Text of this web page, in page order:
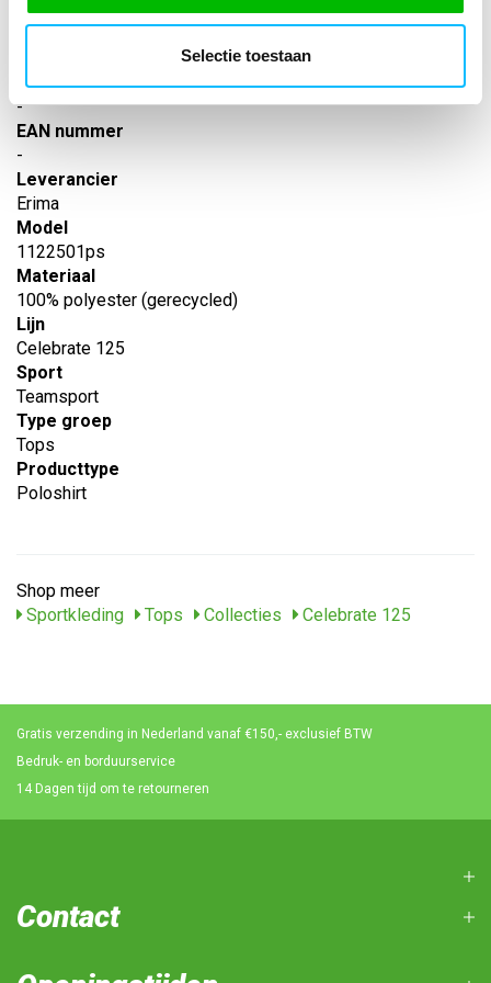
Selectie toestaan
SPECIFICATIES
Artikelnummer
-
EAN nummer
-
Leverancier
Erima
Model
1122501ps
Materiaal
100% polyester (gerecycled)
Lijn
Celebrate 125
Sport
Teamsport
Type groep
Tops
Producttype
Poloshirt
Shop meer
Sportkleding
Tops Collecties Celebrate 125
Gratis verzending in Nederland vanaf €150,- exclusief BTW
Bedruk- en borduurservice
14 Dagen tijd om te retourneren
Contact